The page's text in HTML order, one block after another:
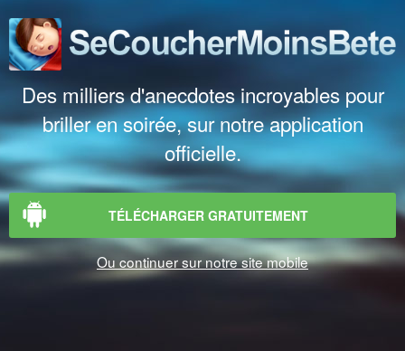
Des milliers d'anecdotes incroyables pour
briller en soirée, sur notre application
officielle.
TÉLÉCHARGER GRATUITEMENT
Ou continuer sur notre site mobile